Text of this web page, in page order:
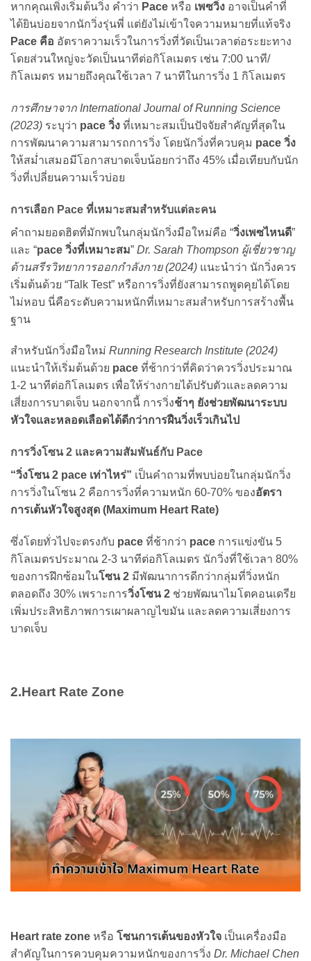
หากคุณเพิ่งเริ่มต้นวิ่ง คำว่า Pace หรือ เพซวิ่ง อาจเป็นคำที่
ได้ยินบ่อยจากนักวิ่งรุ่นพี่ แต่ยังไม่เข้าใจความหมายที่แท้จริง
Pace คือ อัตราความเร็วในการวิ่งที่วัดเป็นเวลาต่อระยะทาง
โดยส่วนใหญ่จะวัดเป็นนาทีต่อกิโลเมตร เช่น 7:00 นาที/
กิโลเมตร หมายถึงคุณใช้เวลา 7 นาทีในการวิ่ง 1 กิโลเมตร
การศึกษาจาก International Journal of Running Science
(2023) ระบุว่า pace วิ่ง ที่เหมาะสมเป็นปัจจัยสำคัญที่สุดใน
การพัฒนาความสามารถการวิ่ง โดยนักวิ่งที่ควบคุม pace วิ่ง
ให้สม่ำเสมอมีโอกาสบาดเจ็บน้อยกว่าถึง 45% เมื่อเทียบกับนัก
วิ่งที่เปลี่ยนความเร็วบ่อย
การเลือก Pace ที่เหมาะสมสำหรับแต่ละคน
คำถามยอดฮิตที่มักพบในกลุ่มนักวิ่งมือใหม่คือ “วิ่งเพซไหนดี”
และ “pace วิ่งที่เหมาะสม” Dr. Sarah Thompson ผู้เชี่ยวชาญ
ด้านสรีรวิทยาการออกกำลังกาย (2024) แนะนำว่า นักวิ่งควร
เริ่มต้นด้วย “Talk Test” หรือการวิ่งที่ยังสามารถพูดคุยได้โดย
ไม่หอบ นี่คือระดับความหนักที่เหมาะสมสำหรับการสร้างพื้น
ฐาน
สำหรับนักวิ่งมือใหม่ Running Research Institute (2024)
แนะนำให้เริ่มต้นด้วย pace ที่ช้ากว่าที่คิดว่าควรวิ่งประมาณ
1-2 นาทีต่อกิโลเมตร เพื่อให้ร่างกายได้ปรับตัวและลดความ
เสี่ยงการบาดเจ็บ นอกจากนี้ การวิ่งช้าๆ ยังช่วยพัฒนาระบบ
หัวใจและหลอดเลือดได้ดีกว่าการฝืนวิ่งเร็วเกินไป
การวิ่งโซน 2 และความสัมพันธ์กับ Pace
“วิ่งโซน 2 pace เท่าไหร่” เป็นคำถามที่พบบ่อยในกลุ่มนักวิ่ง
การวิ่งในโซน 2 คือการวิ่งที่ความหนัก 60-70% ของอัตรา
การเต้นหัวใจสูงสุด (Maximum Heart Rate)
ซึ่งโดยทั่วไปจะตรงกับ pace ที่ช้ากว่า pace การแข่งขัน 5
กิโลเมตรประมาณ 2-3 นาทีต่อกิโลเมตร นักวิ่งที่ใช้เวลา 80%
ของการฝึกซ้อมในโซน 2 มีพัฒนาการดีกว่ากลุ่มที่วิ่งหนัก
ตลอดถึง 30% เพราะการวิ่งโซน 2 ช่วยพัฒนาไมโตคอนเดรีย
เพิ่มประสิทธิภาพการเผาผลาญไขมัน และลดความเสี่ยงการ
บาดเจ็บ
2.Heart Rate Zone
Heart rate zone หรือ โซนการเต้นของหัวใจ เป็นเครื่องมือ
สำคัญในการควบคุมความหนักของการวิ่ง Dr. Michael Chen